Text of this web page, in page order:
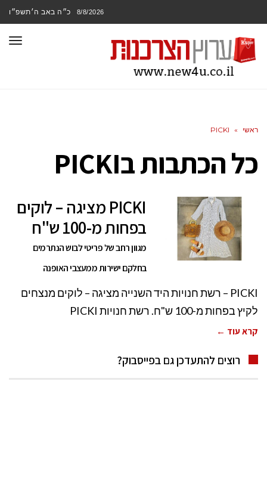
8/8/2026 כ״ה באב ה׳תשפ״ו
ראשי »
PICKI
כל הכתבות בPICKI
PICKI מציגה – לוקים
בפחות מ-100 ש"ח
מגוון רחב של פריטי לבוש הנתרמים
בחלקם ישירות ממעצבי האופנה
PICKI – רשת חנויות היד השנייה מציגה – לוקים מנצחים
לקיץ בפחות מ-100 ש"ח. רשת חנויות PICKI
קרא עוד ←
רוצים להתעדכן גם בפייסבוק?